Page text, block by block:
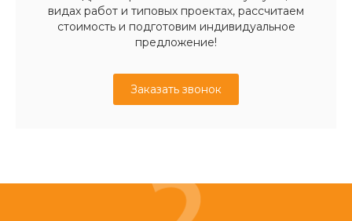
видах работ и типовых проектах, рассчитаем
стоимость и подготовим индивидуальное
предложение!
Заказать звонок